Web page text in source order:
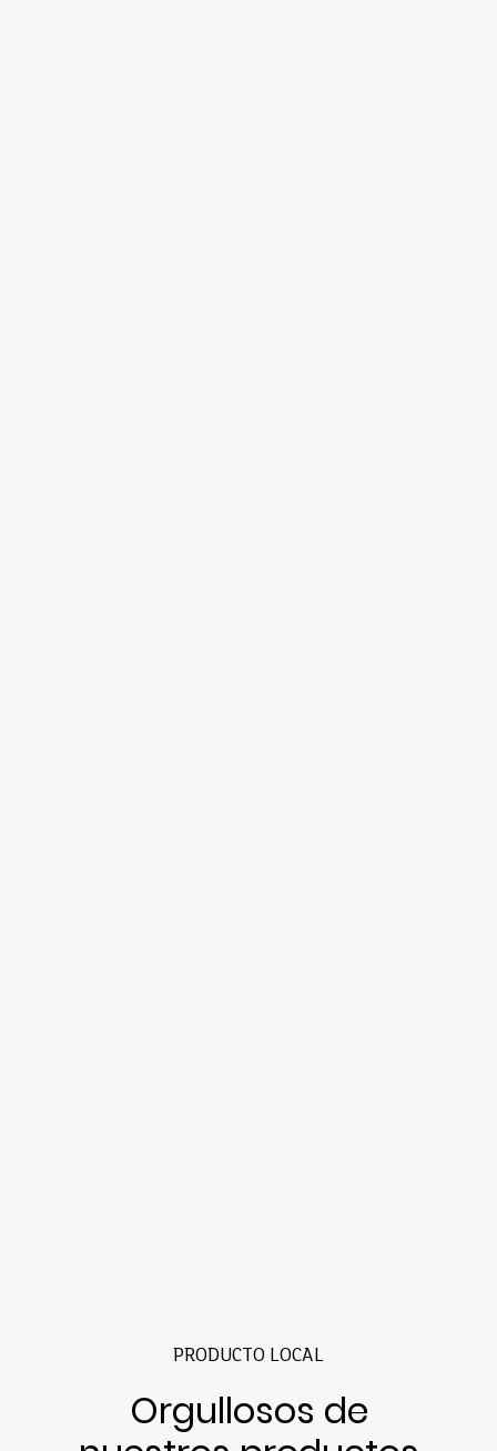
PRODUCTO LOCAL
Orgullosos de